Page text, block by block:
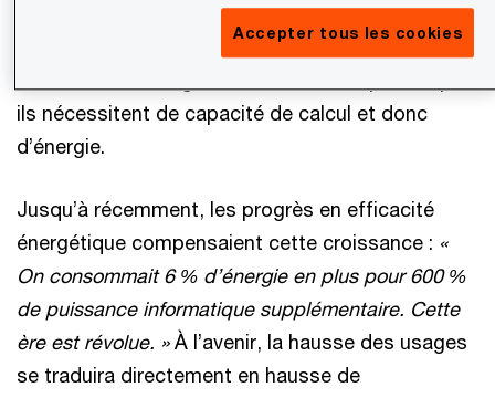
plus énergivore qu’une recherche Google. Il faut
l’expliquer, même à nos enfants » , note Olivier
ils nécessitent de capacité de calcul et donc
d’énergie.
Jusqu’à récemment, les progrès en efficacité
énergétique compensaient cette croissance : «
On consommait 6 % d’énergie en plus pour 600 %
de puissance informatique supplémentaire. Cette
ère est révolue. »À l’avenir, la hausse des usages
se traduira directement en hausse de
Accepter tous les cookies